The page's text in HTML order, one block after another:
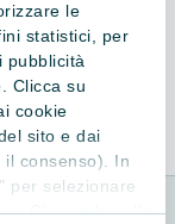
le
statistici, per
pubblicità
Clicca su
cookie
sito e dai
consenso). In
per selezionare
Cliccando sulla
te